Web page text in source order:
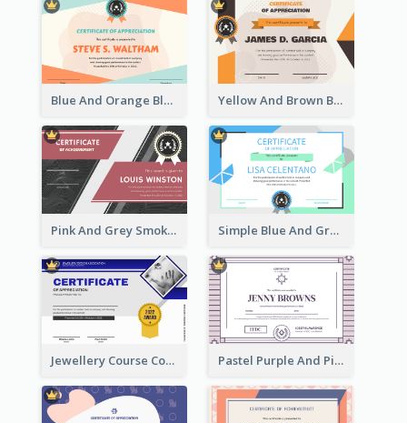
Blue And Orange Blobs Shapes Certificate Yellow And Brown Blobs Background Certificate
Pink And Grey Smoke Background Certificate Simple Blue And Green Triangles Shapes Certificate
Jewellery Course Completion Certificate Pastel Purple And Pink Elegant Certificate Design